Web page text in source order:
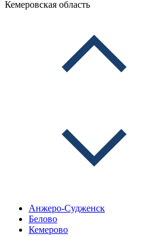
Кемеровская область
Анжеро-Судженск
Белово
Кемерово